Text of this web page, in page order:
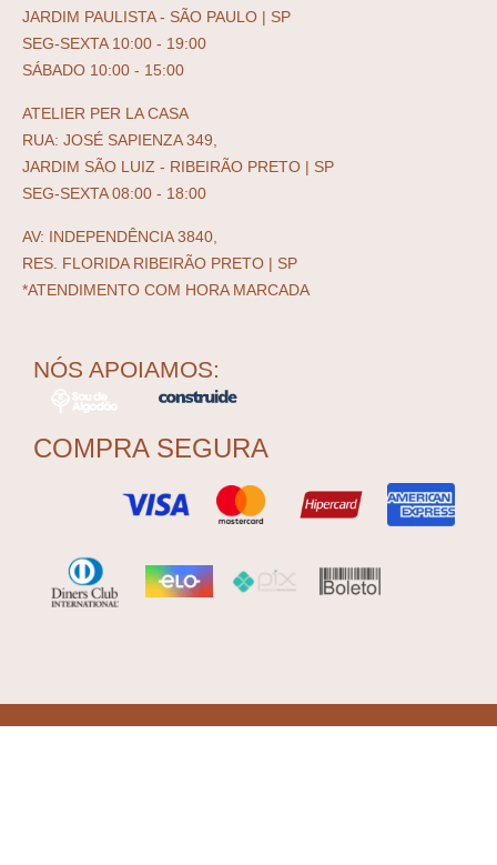
JARDIM PAULISTA - SÃO PAULO | SP
SEG-SEXTA 10:00 - 19:00
SÁBADO 10:00 - 15:00
ATELIER PER LA CASA
RUA: JOSÉ SAPIENZA 349,
JARDIM SÃO LUIZ - RIBEIRÃO PRETO | SP
SEG-SEXTA 08:00 - 18:00
AV: INDEPENDÊNCIA 3840,
RES. FLORIDA RIBEIRÃO PRETO | SP
*ATENDIMENTO COM HORA MARCADA
NÓS APOIAMOS:
COMPRA SEGURA